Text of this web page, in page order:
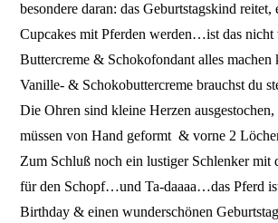
besondere daran: das Geburtstagskind reitet,
Cupcakes mit Pferden werden…ist das nicht
Buttercreme & Schokofondant alles machen
Vanille- & Schokobuttercreme brauchst du
Die Ohren sind kleine Herzen
müssen von Hand geformt & vorne 2
Zum Schluß noch ein lustiger Schlenker mit
für den Schopf…und Ta-daaaa…das Pferd
Birthday & einen wunderschönen